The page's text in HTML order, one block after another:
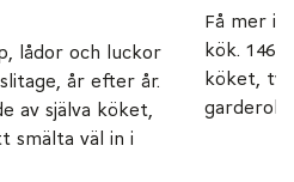
lådor och luckor
år efter år.
av själva köket,
smälta väl in i
Få mer
kök. 146
köket,